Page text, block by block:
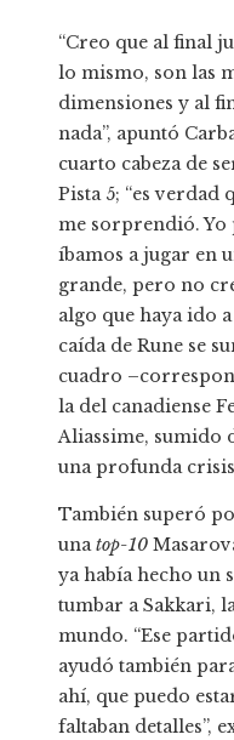
“Creo que al final
lo mismo, son las
dimensiones y al
nada”, apuntó
cuarto cabeza de
Pista 5; “es verdad
me sorprendió. Yo
íbamos a jugar en
grande, pero no
algo que haya ido
caída de Rune se
cuadro
la del canadiense
Aliassime, sumido
una profunda
También superó
unatop-10
ya había hecho un
tumbar a Sakkari,
mundo. “Ese
ayudó también
ahí, que puedo
faltaban detalles”,